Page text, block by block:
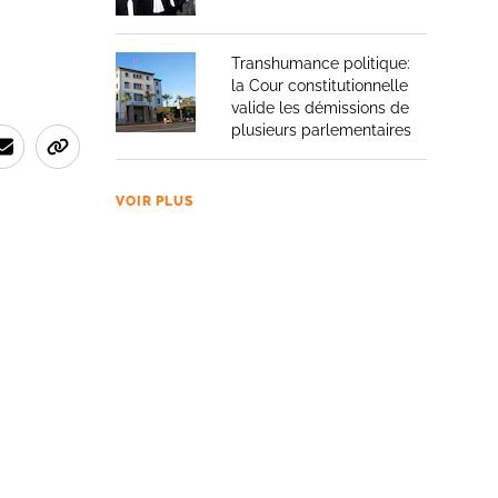
Transhumance politique:
la Cour constitutionnelle
valide les démissions de
plusieurs parlementaires
VOIR PLUS